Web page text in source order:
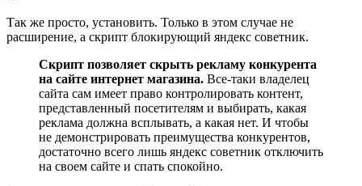
Так же просто, установить. Только в этом случае не
расширение, а скрипт блокирующий яндекс советник.
Скрипт позволяет скрыть рекламу конкурента
на сайте интернет магазина. Все-таки владелец
сайта сам имеет право контролировать контент,
представленный посетителям и выбирать, какая
реклама должна всплывать, а какая нет. И чтобы
не демонстрировать преимущества конкурентов,
достаточно всего лишь яндекс советник отключить
на своем сайте и спать спокойно.